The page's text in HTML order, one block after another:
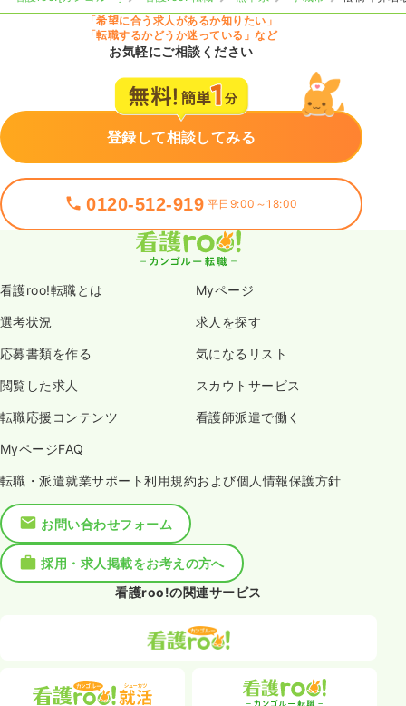
「希望に合う求人があるか知りたい」
「転職するかどうか迷っている」など
お気軽にご相談ください
登録して相談してみる
0120-512-919 平日9:00～18:00
看護roo!転職とは Myページ
選考状況 求人を探す
応募書類を作る 気になるリスト
閲覧した求人 スカウトサービス
転職応援コンテンツ 看護師派遣で働く
MyページFAQ
転職・派遣就業サポート利用規約および個人情報保護方針
お問い合わせフォーム
採用・求人掲載をお考えの方へ
看護roo!の関連サービス